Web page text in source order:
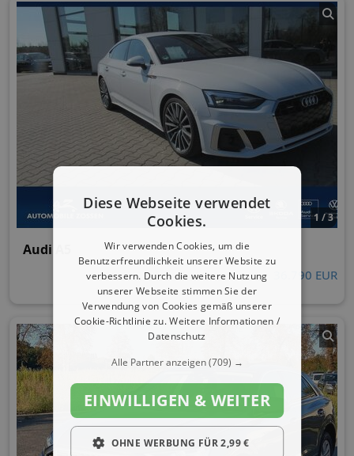
1 / 3
Audi A5
36.790 EUR
Diese Webseite verwendet
Cookies.
Wir verwenden Cookies, um die
Benutzerfreundlichkeit unserer Website zu
verbessern. Durch die weitere Nutzung
unserer Webseite stimmen Sie der
Verwendung von Cookies gemäß unserer
Cookie-Richtlinie zu.Weitere Informationen /
Datenschutz
Alle Partner anzeigen(709) →
EINWILLIGEN & WEITER
OHNE WERBUNG FÜR 2,99 €